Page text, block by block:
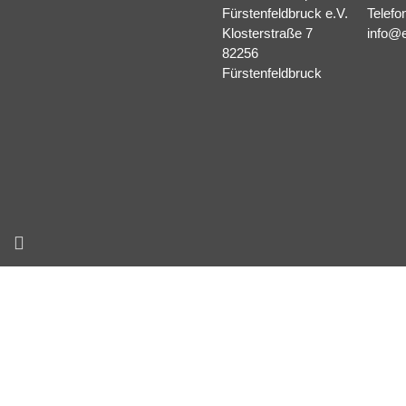
Fürstenfeldbruck e.V.
Klosterstraße 7
82256
Fürstenfeldbruck